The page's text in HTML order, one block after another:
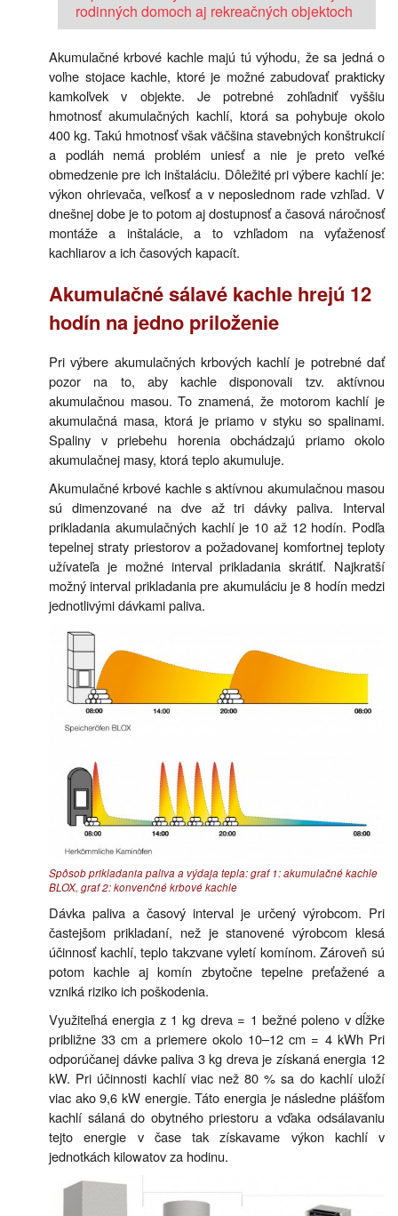
rodinných domoch aj rekreačných objektoch
Akumulačné krbové kachle majú tú výhodu, že sa jedná o
voľne stojace kachle, ktoré je možné zabudovať prakticky
kamkoľvek v objekte. Je potrebné zohľadniť vyššiu
hmotnosť akumulačných kachlí, ktorá sa pohybuje okolo
400 kg. Takú hmotnosť však väčšina stavebných konštrukcií
a podláh nemá problém uniesť a nie je preto veľké
obmedzenie pre ich inštaláciu. Dôležité pri výbere kachlí je:
výkon ohrievača, veľkosť a v neposlednom rade vzhľad. V
dnešnej dobe je to potom aj dostupnosť a časová náročnosť
montáže a inštalácie, a to vzhľadom na vyťaženosť
kachliarov a ich časových kapacít.
Akumulačné sálavé kachle hrejú 12
hodín na jedno priloženie
Pri výbere akumulačných krbových kachlí je potrebné dať
pozor na to, aby kachle disponovali tzv. aktívnou
akumulačnou masou. To znamená, že motorom kachlí je
akumulačná masa, ktorá je priamo v styku so spalinami.
Spaliny v priebehu horenia obchádzajú priamo okolo
akumulačnej masy, ktorá teplo akumuluje.
Akumulačné krbové kachle s aktívnou akumulačnou masou
sú dimenzované na dve až tri dávky paliva. Interval
prikladania akumulačných kachlí je 10 až 12 hodín. Podľa
tepelnej straty priestorov a požadovanej komfortnej teploty
užívateľa je možné interval prikladania skrátiť. Najkratší
možný interval prikladania pre akumuláciu je 8 hodín medzi
jednotlivými dávkami paliva.
Spôsob prikladania paliva a výdaja tepla: graf 1: akumulačné kachle
BLOX, graf 2: konvenčné krbové kachle
Dávka paliva a časový interval je určený výrobcom. Pri
častejšom prikladaní, než je stanovené výrobcom klesá
účinnosť kachlí, teplo takzvane vyletí komínom. Zároveň sú
potom kachle aj komín zbytočne tepelne preťažené a
vzniká riziko ich poškodenia.
Využiteľná energia z 1 kg dreva = 1 bežné poleno v dĺžke
približne 33 cm a priemere okolo 10–12 cm = 4 kWh Pri
odporúčanej dávke paliva 3 kg dreva je získaná energia 12
kW. Pri účinnosti kachlí viac než 80 % sa do kachlí uloží
viac ako 9,6 kW energie. Táto energia je následne plášťom
kachlí sálaná do obytného priestoru a vďaka odsálavaniu
tejto energie v čase tak získavame výkon kachlí v
jednotkách kilowatov za hodinu.